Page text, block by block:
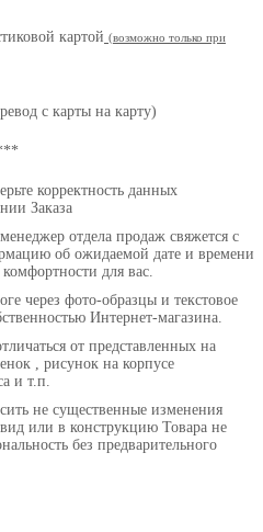
картой (возможно только при
с карты на карту)
корректность данных
Заказа
отдела продаж свяжется с
об ожидаемой дате и времени
для вас.
через фото-образцы и текстовое
Интернет-магазина.
от представленных на
, рисунок на корпусе
и т.п.
не существенные изменения
или в конструкцию Товара не
без предварительного